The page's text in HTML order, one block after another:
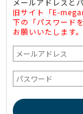
メールアドレスと
旧サイト「E-
下の「パスワード
お願いいたします。